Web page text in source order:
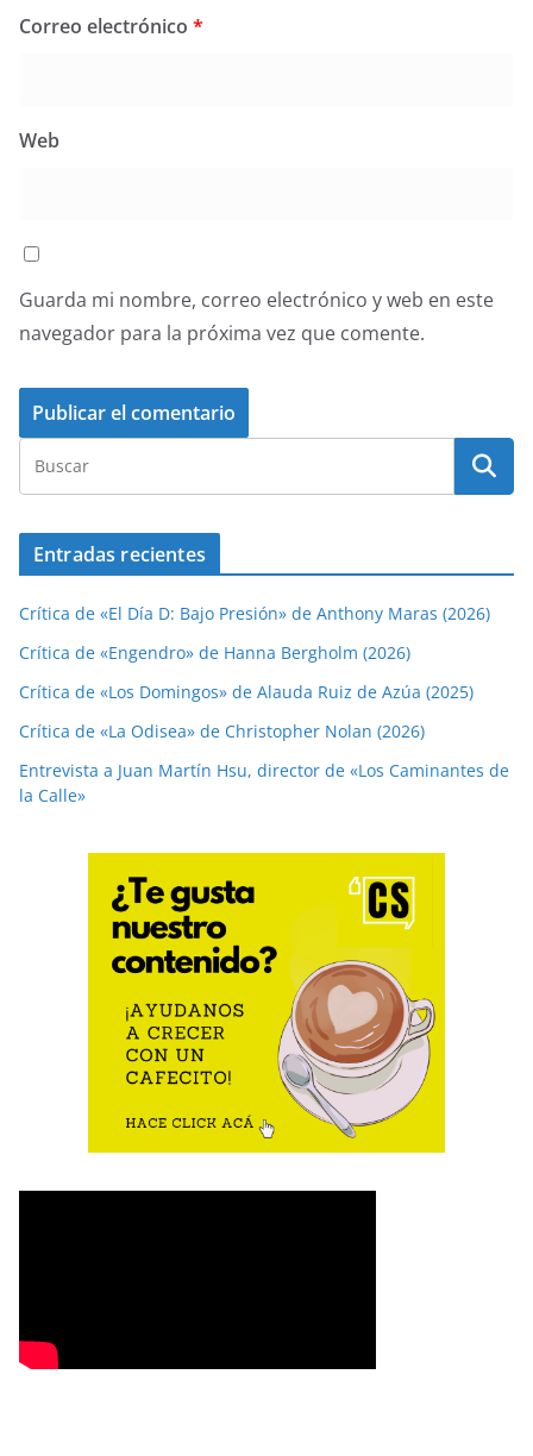
Correo electrónico *
Web
Guarda mi nombre, correo electrónico y web en este
navegador para la próxima vez que comente.
Entradas recientes
Crítica de «El Día D: Bajo Presión» de Anthony Maras (2026)
Crítica de «Engendro» de Hanna Bergholm (2026)
Crítica de «Los Domingos» de Alauda Ruiz de Azúa (2025)
Crítica de «La Odisea» de Christopher Nolan (2026)
Entrevista a Juan Martín Hsu, director de «Los Caminantes de
la Calle»